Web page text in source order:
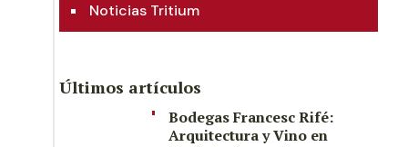
Noticias Tritium
Últimos artículos
Bodegas Francesc Rifé:
Arquitectura y Vino en